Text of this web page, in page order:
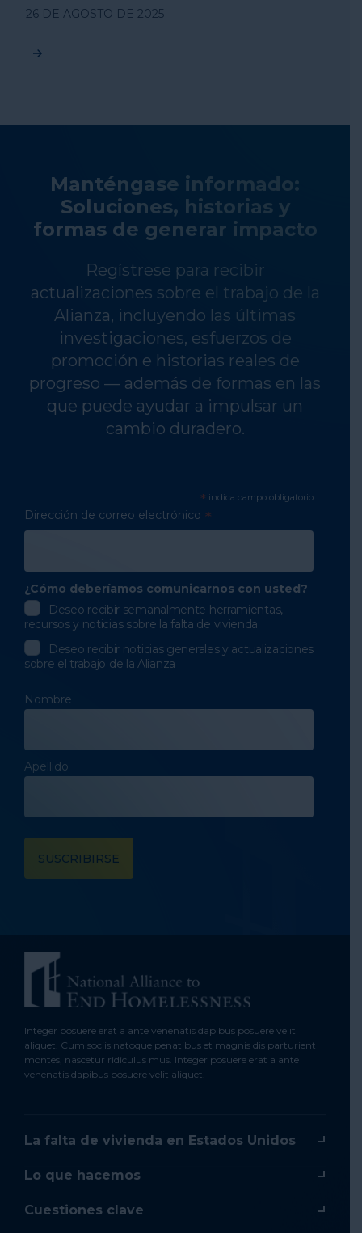
26 DE AGOSTO DE 2025
Manténgase informado:
Soluciones, historias y
formas de generar impacto
Regístrese para recibir
actualizaciones sobre el trabajo de la
Alianza, incluyendo las últimas
investigaciones, esfuerzos de
promoción e historias reales de
progreso — además de formas en las
que puede ayudar a impulsar un
cambio duradero.
* indica campo obligatorio
Dirección de correo electrónico *
¿Cómo deberíamos comunicarnos con usted?
Deseo recibir semanalmente herramientas,
recursos y noticias sobre la falta de vivienda
Deseo recibir noticias generales y actualizaciones
sobre el trabajo de la Alianza
Nombre
Apellido
Integer posuere erat a ante venenatis dapibus posuere velit
aliquet. Cum sociis natoque penatibus et magnis dis parturient
montes, nascetur ridiculus mus. Integer posuere erat a ante
venenatis dapibus posuere velit aliquet.
La falta de vivienda en Estados Unidos
Lo que hacemos
Cuestiones clave